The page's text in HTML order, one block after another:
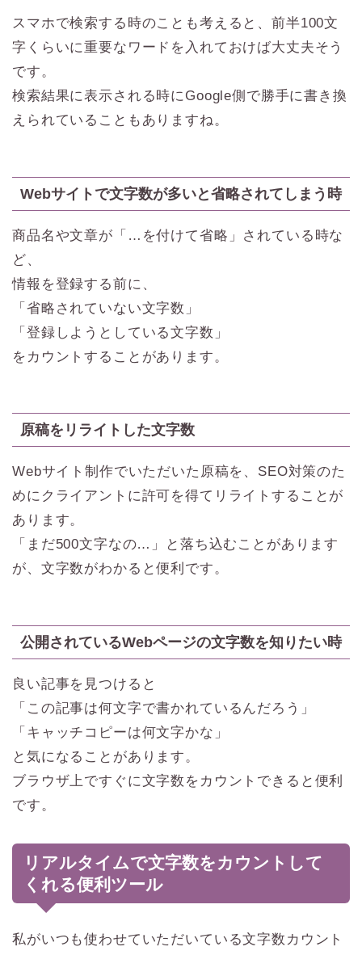
スマホで検索する時のことも考えると、前半100文
字くらいに重要なワードを入れておけば大丈夫そう
です。
検索結果に表示される時にGoogle側で勝手に書き換
えられていることもありますね。
Webサイトで文字数が多いと省略されてしまう時
商品名や文章が「…を付けて省略」されている時な
ど、
情報を登録する前に、
「省略されていない文字数」
「登録しようとしている文字数」
をカウントすることがあります。
原稿をリライトした文字数
Webサイト制作でいただいた原稿を、SEO対策のた
めにクライアントに許可を得てリライトすることが
あります。
「まだ500文字なの…」と落ち込むことがあります
が、文字数がわかると便利です。
公開されているWebページの文字数を知りたい時
良い記事を見つけると
「この記事は何文字で書かれているんだろう」
「キャッチコピーは何文字かな」
と気になることがあります。
ブラウザ上ですぐに文字数をカウントできると便利
です。
リアルタイムで文字数をカウントして
くれる便利ツール
私がいつも使わせていただいている文字数カウント